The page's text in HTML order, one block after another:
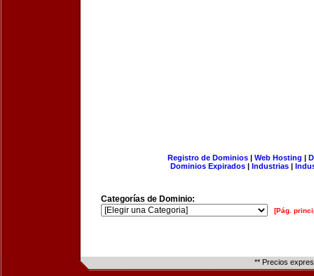
Registro de Dominios| Web Hosting |
Dominios Expirados | Industrias |
Categorías de Dominio:
[Pág.
** Precios